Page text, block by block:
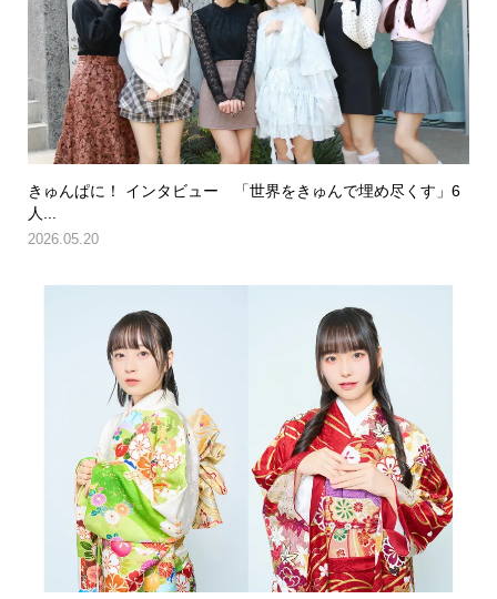
きゅんぱに！ インタビュー 「世界をきゅんで埋め尽くす」6
人...
2026.05.20